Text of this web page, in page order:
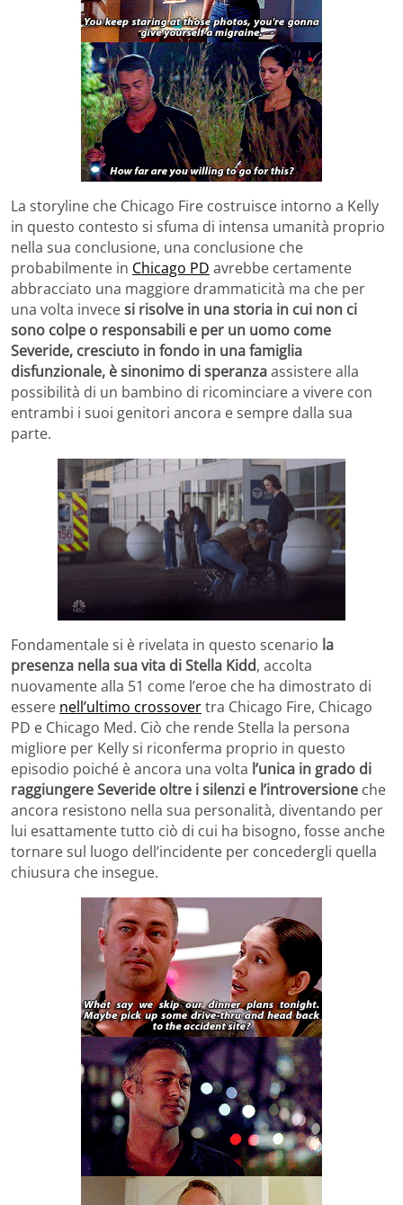
La storyline che Chicago Fire costruisce intorno a Kelly
in questo contesto si sfuma di intensa umanità proprio
nella sua conclusione, una conclusione che
probabilmente in Chicago PD avrebbe certamente
abbracciato una maggiore drammaticità ma che per
una volta invecesi risolve in una storia in cui non ci
sono colpe o responsabili e per un uomo come
Severide, cresciuto in fondo in una famiglia
disfunzionale, è sinonimo di speranzaassistere alla
possibilità di un bambino di ricominciare a vivere con
entrambi i suoi genitori ancora e sempre dalla sua
parte.
Fondamentale si è rivelata in questo scenario la
presenza nella sua vita di Stella Kidd, accolta
nuovamente alla 51 come l’eroe che ha dimostrato di
essere nell’ultimo crossovertra Chicago Fire, Chicago
PD e Chicago Med. Ciò che rende Stella la persona
migliore per Kelly si riconferma proprio in questo
episodio poiché è ancora una volta l’unica in grado di
raggiungere Severide oltre i silenzi e l’introversione che
ancora resistono nella sua personalità, diventando per
lui esattamente tutto ciò di cui ha bisogno, fosse anche
tornare sul luogo dell’incidente per concedergli quella
chiusura che insegue.